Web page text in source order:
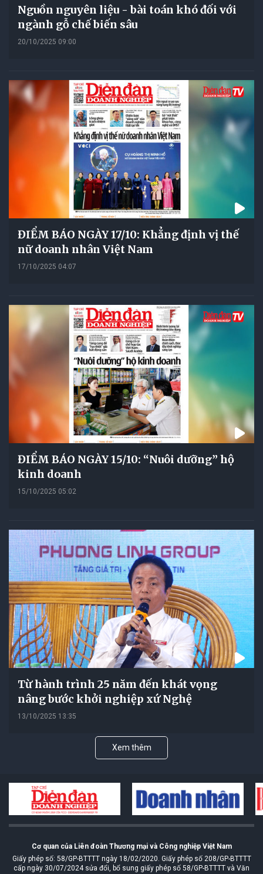
Nguồn nguyên liệu - bài toán khó đối với
ngành gỗ chế biến sâu
20/10/2025 09:00
ĐIỂM BÁO NGÀY 17/10: Khẳng định vị thế
nữ doanh nhân Việt Nam
17/10/2025 04:07
ĐIỂM BÁO NGÀY 15/10: “Nuôi dưỡng” hộ
kinh doanh
15/10/2025 05:02
Từ hành trình 25 năm đến khát vọng
nâng bước khởi nghiệp xứ Nghệ
13/10/2025 13:35
Xem thêm
Cơ quan của Liên đoàn Thương mại và Công nghiệp Việt Nam
Giấy phép số: 58/GP-BTTTT ngày 18/02/2020. Giấy phép số 208/GP-BTTTT
cấp ngày 30/07/2024 sửa đổi, bổ sung giấy phép số 58/GP-BTTTT và Văn